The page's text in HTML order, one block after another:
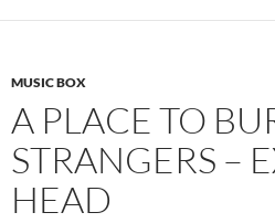
MUSIC BOX
A PLACE TO
STRANGERS –
HEAD